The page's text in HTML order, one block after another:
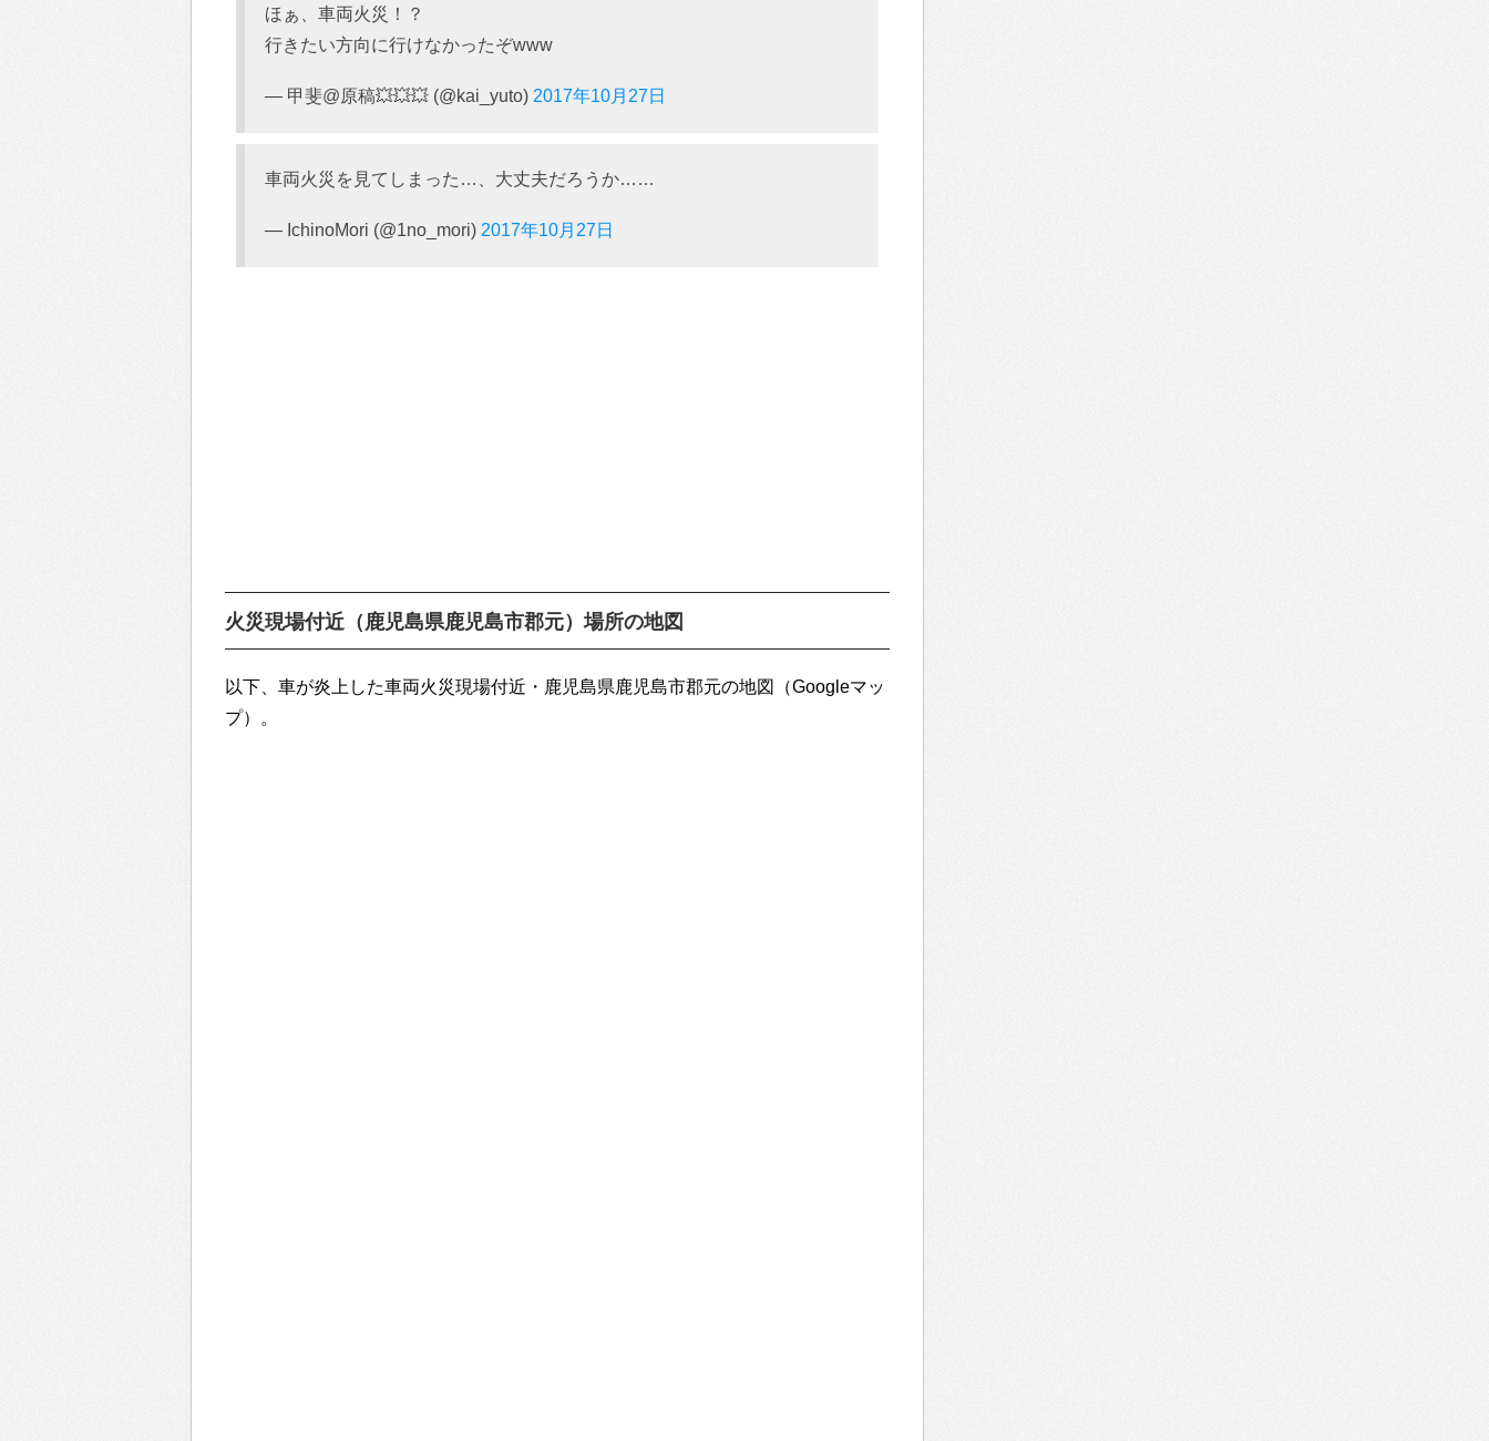
ほぁ、車両火災！？
行きたい方向に行けなかったぞwww
— 甲斐@原稿💥💥💥 (@kai_yuto) 2017年10月27日
車両火災を見てしまった…、大丈夫だろうか……
— IchinoMori (@1no_mori) 2017年10月27日
火災現場付近（鹿児島県鹿児島市郡元）場所の地図
以下、車が炎上した車両火災現場付近・鹿児島県鹿児島市郡元の地図（Googleマッ
プ）。